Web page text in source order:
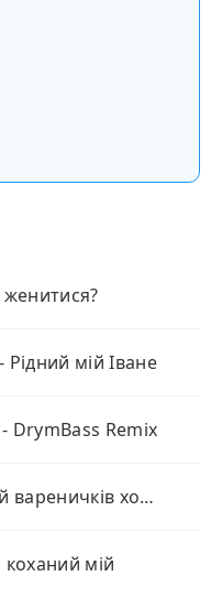
Рідний мій Іване
DrymBass Remix
Пісня - Ой, мій милий вареничків хоче (Drum and Bass)
мій